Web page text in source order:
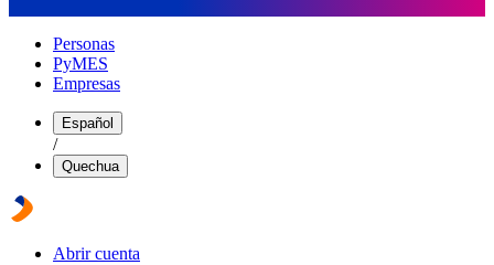
Personas
PyMES
Empresas
Español
/
Quechua
Abrir cuenta